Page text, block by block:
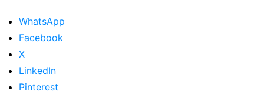
WhatsApp
Facebook
X
LinkedIn
Pinterest